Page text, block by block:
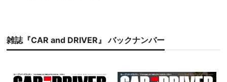
雑誌『CAR and DRIVER』 バックナンバー